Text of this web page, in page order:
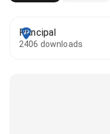
Principal
2406 downloads